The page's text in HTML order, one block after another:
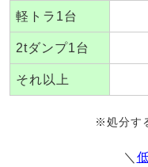
軽トラ1台
2tダンプ1台
それ以上
※処分す
＼